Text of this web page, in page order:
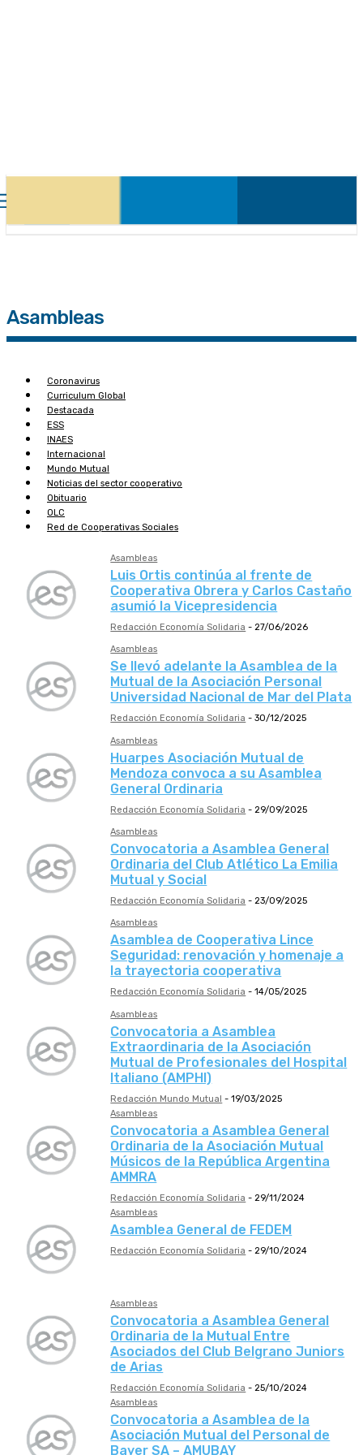
Asambleas
Coronavirus
Curriculum Global
Destacada
ESS
INAES
Internacional
Mundo Mutual
Noticias del sector cooperativo
Obituario
OLC
Red de Cooperativas Sociales
Asambleas
Luis Ortis continúa al frente de
Cooperativa Obrera y Carlos Castaño
asumió la Vicepresidencia
Redacción Economía Solidaria - 27/06/2026
Asambleas
Se llevó adelante la Asamblea de la
Mutual de la Asociación Personal
Universidad Nacional de Mar del Plata
Redacción Economía Solidaria - 30/12/2025
Asambleas
Huarpes Asociación Mutual de
Mendoza convoca a su Asamblea
General Ordinaria
Redacción Economía Solidaria - 29/09/2025
Asambleas
Convocatoria a Asamblea General
Ordinaria del Club Atlético La Emilia
Mutual y Social
Redacción Economía Solidaria - 23/09/2025
Asambleas
Asamblea de Cooperativa Lince
Seguridad: renovación y homenaje a
la trayectoria cooperativa
Redacción Economía Solidaria - 14/05/2025
Asambleas
Convocatoria a Asamblea
Extraordinaria de la Asociación
Mutual de Profesionales del Hospital
Italiano (AMPHI)
Redacción Mundo Mutual - 19/03/2025
Asambleas
Convocatoria a Asamblea General
Ordinaria de la Asociación Mutual
Músicos de la República Argentina
AMMRA
Redacción Economía Solidaria - 29/11/2024
Asambleas
Asamblea General de FEDEM
Redacción Economía Solidaria - 29/10/2024
Asambleas
Convocatoria a Asamblea General
Ordinaria de la Mutual Entre
Asociados del Club Belgrano Juniors
de Arias
Redacción Economía Solidaria - 25/10/2024
Asambleas
Convocatoria a Asamblea de la
Asociación Mutual del Personal de
Bayer SA – AMUBAY